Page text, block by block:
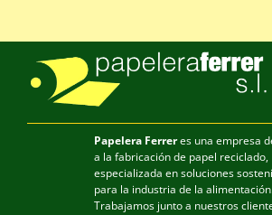
Papelera Ferreres una empresa
a la fabricación de papel reciclado,
especializada en soluciones
para la industria de la
Trabajamos junto a nuestros